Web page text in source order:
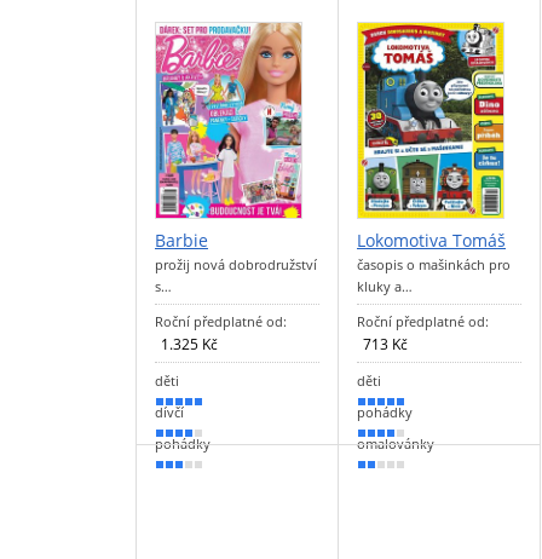
Barbie
prožij nová dobrodružství
s…
Roční předplatné od:
1.325 Kč
děti
100 %
dívčí
80 %
pohádky
60 %
Lokomotiva Tomáš
časopis o mašinkách pro
kluky a…
Roční předplatné od:
713 Kč
děti
100 %
pohádky
80 %
omalovánky
40 %